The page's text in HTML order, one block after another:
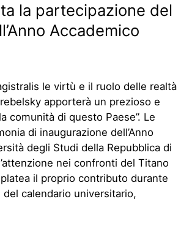
la partecipazione del
Accademico
le virtù e il ruolo delle realtà
apporterà un prezioso e
comunità di questo Paese”. Le
di inaugurazione dell’Anno
degli Studi della Repubblica di
nei confronti del Titano
il proprio contributo durante
calendario universitario,